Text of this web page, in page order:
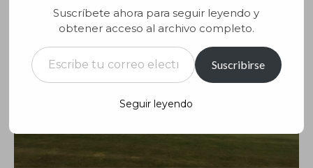
Suscríbete ahora para seguir leyendo y
obtener acceso al archivo completo.
Escribe tu correo electrónico…
Suscribirse
Seguir leyendo